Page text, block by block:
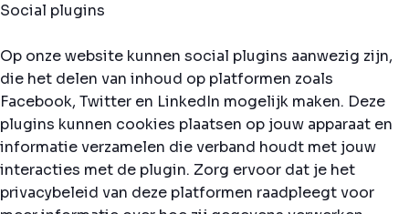
Social plugins
Op onze website kunnen social plugins aanwezig zijn,
die het delen van inhoud op platformen zoals
Facebook, Twitter en LinkedIn mogelijk maken. Deze
plugins kunnen cookies plaatsen op jouw apparaat en
informatie verzamelen die verband houdt met jouw
interacties met de plugin. Zorg ervoor dat je het
privacybeleid van deze platformen raadpleegt voor